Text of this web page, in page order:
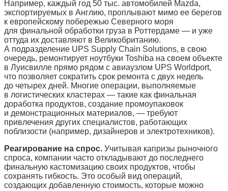
Например, каждый год 50 тыс. автомобилей Mazda,
экспортируемых в Англию, проплывают мимо ее берегов
к европейскому побережью Северного моря
для финальной обработки груза в Роттердаме — и уже
оттуда их доставляют в Великобританию.
А подразделение UPS Supply Chain Solutions, в свою
очередь, ремонтирует ноутбуки Toshiba на своем объекте
в Луисвилле прямо рядом с авиаузлом UPS Worldport,
что позволяет сократить срок ремонта с двух недель
до четырех дней. Многие операции, выполняемые
в логистических кластерах — такие как финальная
доработка продуктов, создание промоупаковок
и демонстрационных материалов, — требуют
привлечения других специалистов, работающих
поблизости (например, дизайнеров и электротехников).
Реагирование на спрос. Учитывая капризы рыночного
спроса, компании часто откладывают до последнего
финальную кастомизацию своих продуктов, чтобы
сохранять гибкость. Это особый вид операций,
создающих добавленную стоимость, которые можно